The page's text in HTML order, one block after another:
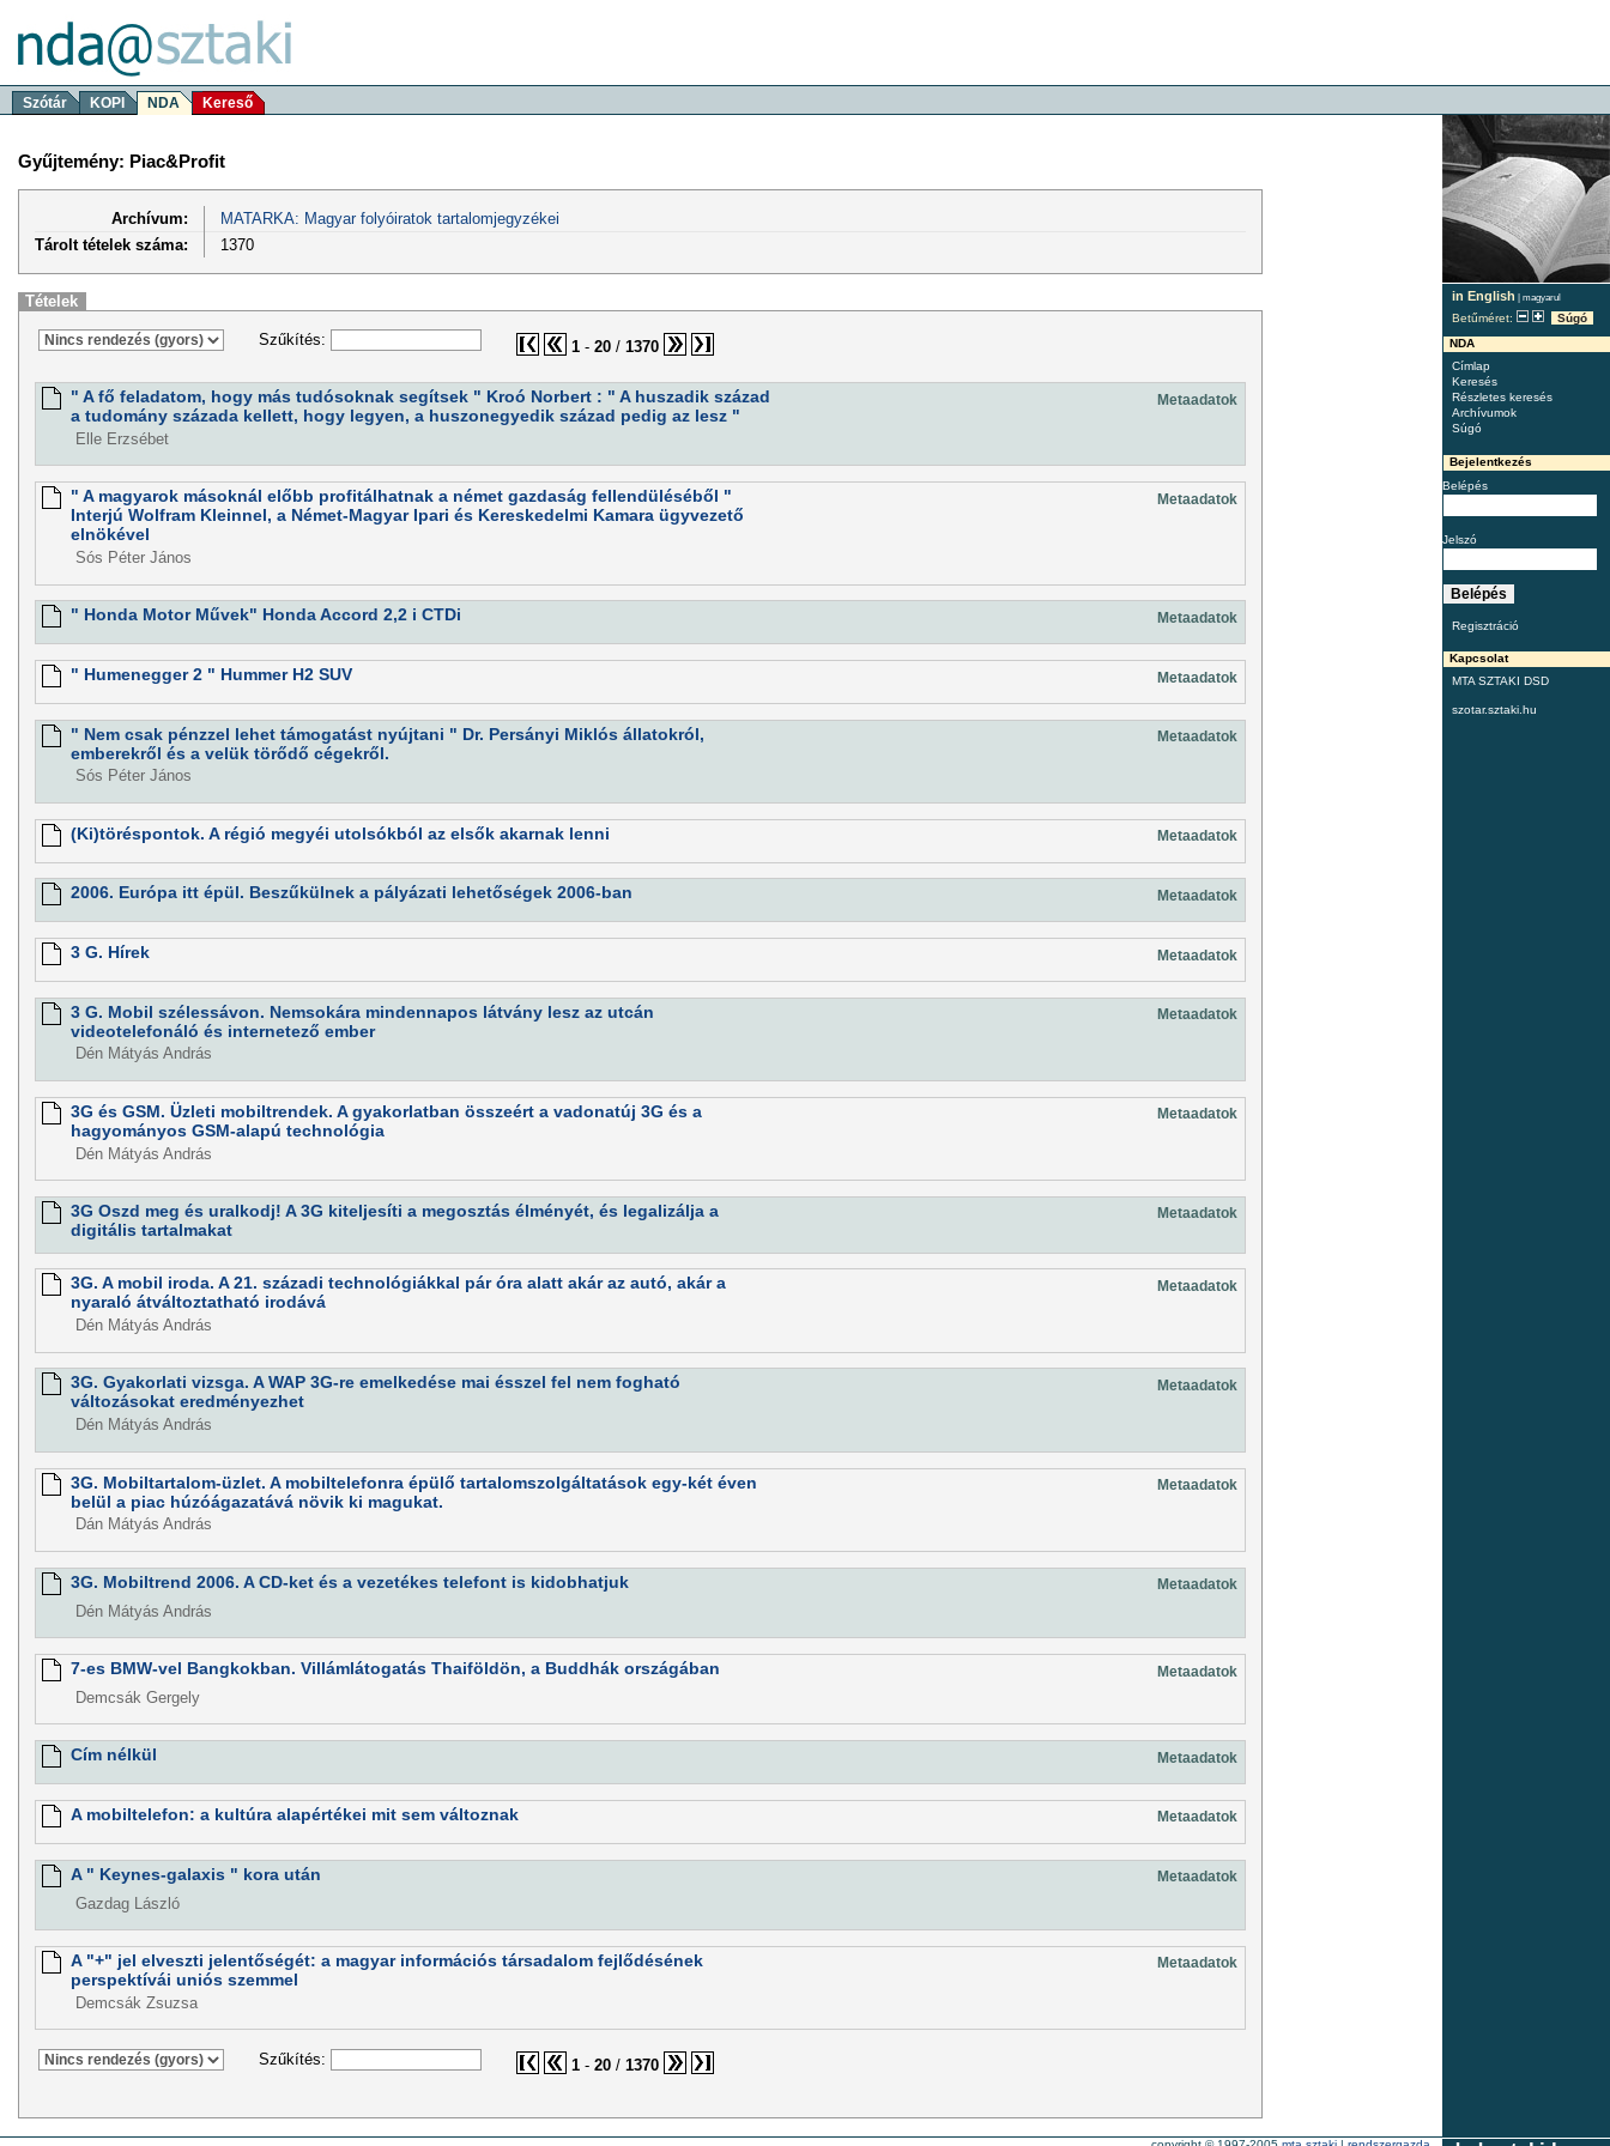
Szótár KOPI NDA Kereső
in English | magyarul
Betűméret:
Súgó
NDA
Címlap
Keresés
Részletes keresés
Archívumok
Súgó
Bejelentkezés
Belépés
Jelszó
Regisztráció
Kapcsolat
MTA SZTAKI DSD
szotar.sztaki.hu
Gyűjtemény: Piac&Profit
Archívum:
MATARKA: Magyar folyóiratok tartalomjegyzékei
Tárolt tételek száma:
1370
Tételek
Szűkítés: 1- 20/ 1370
" A fő feladatom, hogy más tudósoknak segítsek " Kroó Norbert : " A huszadik század
a tudomány százada kellett, hogy legyen, a huszonegyedik század pedig az lesz "
Metaadatok
Elle Erzsébet
" A magyarok másoknál előbb profitálhatnak a német gazdaság fellendüléséből "
Interjú Wolfram Kleinnel, a Német-Magyar Ipari és Kereskedelmi Kamara ügyvezető
elnökével
Metaadatok
Sós Péter János
" Honda Motor Művek" Honda Accord 2,2 i CTDi Metaadatok
" Humenegger 2 " Hummer H2 SUV Metaadatok
" Nem csak pénzzel lehet támogatást nyújtani " Dr. Persányi Miklós állatokról,
emberekről és a velük törődő cégekről.
Metaadatok
Sós Péter János
(Ki)töréspontok. A régió megyéi utolsókból az elsők akarnak lenni Metaadatok
2006. Európa itt épül. Beszűkülnek a pályázati lehetőségek 2006-ban Metaadatok
3 G. Hírek Metaadatok
3 G. Mobil szélessávon. Nemsokára mindennapos látvány lesz az utcán
videotelefonáló és internetező ember
Metaadatok
Dén Mátyás András
3G és GSM. Üzleti mobiltrendek. A gyakorlatban összeért a vadonatúj 3G és a
hagyományos GSM-alapú technológia
Metaadatok
Dén Mátyás András
3G Oszd meg és uralkodj! A 3G kiteljesíti a megosztás élményét, és legalizálja a
digitális tartalmakat
Metaadatok
3G. A mobil iroda. A 21. századi technológiákkal pár óra alatt akár az autó, akár a
nyaraló átváltoztatható irodává
Metaadatok
Dén Mátyás András
3G. Gyakorlati vizsga. A WAP 3G-re emelkedése mai ésszel fel nem fogható
változásokat eredményezhet
Metaadatok
Dén Mátyás András
3G. Mobiltartalom-üzlet. A mobiltelefonra épülő tartalomszolgáltatások egy-két éven
belül a piac húzóágazatává növik ki magukat.
Metaadatok
Dán Mátyás András
3G. Mobiltrend 2006. A CD-ket és a vezetékes telefont is kidobhatjuk Metaadatok
Dén Mátyás András
7-es BMW-vel Bangkokban. Villámlátogatás Thaiföldön, a Buddhák országában Metaadatok
Demcsák Gergely
Cím nélkül Metaadatok
A mobiltelefon: a kultúra alapértékei mit sem változnak Metaadatok
A " Keynes-galaxis " kora után Metaadatok
Gazdag László
A "+" jel elveszti jelentőségét: a magyar információs társadalom fejlődésének
perspektívái uniós szemmel
Metaadatok
Demcsák Zsuzsa
Szűkítés: 1- 20/ 1370